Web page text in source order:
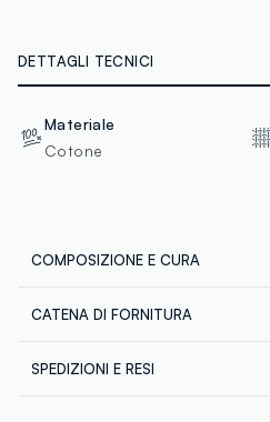
DETTAGLI TECNICI
Materiale
Cotone
COMPOSIZIONE E CURA
Composizione: 100% COTONE
CATENA DI FORNITURA
GPS STRATEGIC ALLIANCES LLC
SPEDIZIONI E RESI